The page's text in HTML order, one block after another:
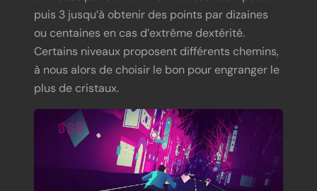
puis 3 jusqu’à obtenir des points par dizaines
ou centaines en cas d’extrême dextérité.
Certains niveaux proposent différents chemins,
à nous alors de choisir le bon pour engranger le
plus de cristaux.